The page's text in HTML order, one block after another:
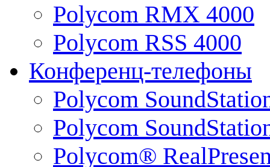
Polycom RMX 4000
Polycom RSS 4000
Конференц-телефоны
Polycom
Polycom
Polycom®